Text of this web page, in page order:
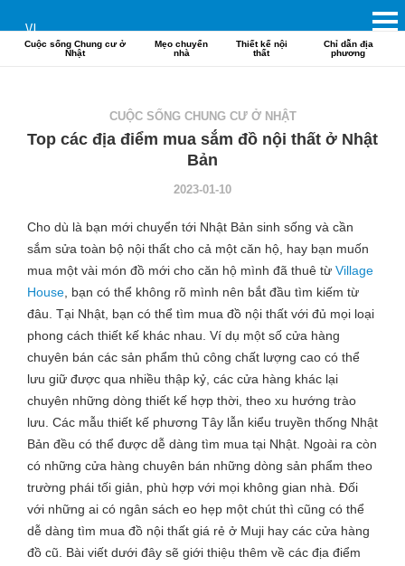
Cuộc sống Chung cư ở
Nhật
Mẹo chuyển
nhà
Thiết kế nội
thất
Chỉ dẫn địa
phương
VI
CUỘC SỐNG CHUNG CƯ Ở NHẬT
Top các địa điểm mua sắm đồ nội thất ở Nhật
Bản
2023-01-10
Cho dù là bạn mới chuyển tới Nhật Bản sinh sống và cần
sắm sửa toàn bộ nội thất cho cả một căn hộ, hay bạn muốn
mua một vài món đồ mới cho căn hộ mình đã thuê từ Village
House , bạn có thể không rõ mình nên bắt đầu tìm kiếm từ
đâu. Tại Nhật, bạn có thể tìm mua đồ nội thất với đủ mọi loại
phong cách thiết kế khác nhau. Ví dụ một số cửa hàng
chuyên bán các sản phẩm thủ công chất lượng cao có thể
lưu giữ được qua nhiều thập kỷ, các cửa hàng khác lại
chuyên những dòng thiết kế hợp thời, theo xu hướng trào
lưu. Các mẫu thiết kế phương Tây lẫn kiểu truyền thống Nhật
Bản đều có thể được dễ dàng tìm mua tại Nhật. Ngoài ra còn
có những cửa hàng chuyên bán những dòng sản phẩm theo
trường phái tối giản, phù hợp với mọi không gian nhà. Đối
với những ai có ngân sách eo hẹp một chút thì cũng có thể
dễ dàng tìm mua đồ nội thất giá rẻ ở Muji hay các cửa hàng
đồ cũ. Bài viết dưới đây sẽ giới thiệu thêm về các địa điểm